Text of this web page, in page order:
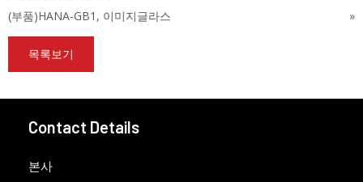
(부품)HANA-GB1, 이미지글라스
»
목록보기
Contact Details
본사